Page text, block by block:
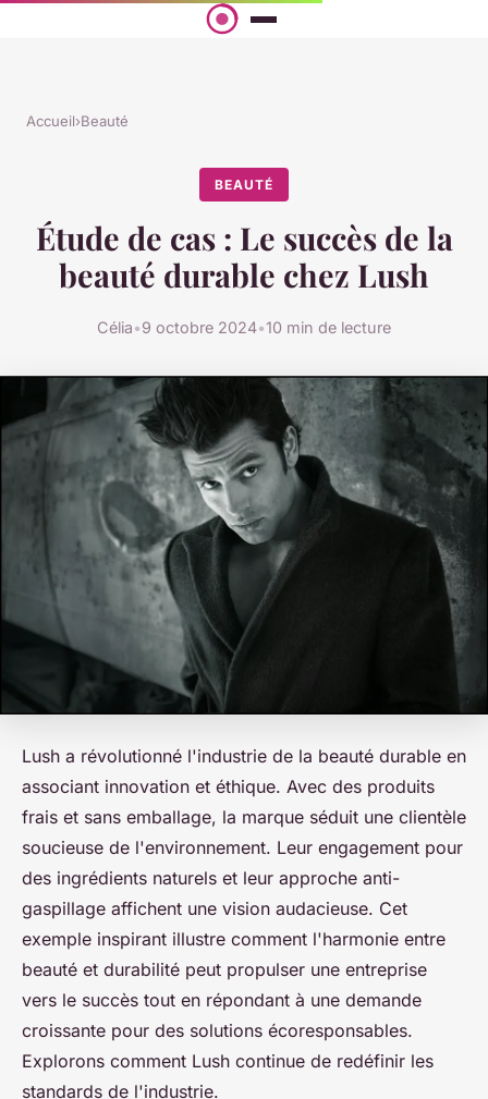
Accueil›Beauté
BEAUTÉ
Étude de cas : Le succès de la
beauté durable chez Lush
Célia•9 octobre 2024•10 min de lecture
Lush a révolutionné l'industrie de la beauté durable en
associant innovation et éthique. Avec des produits
frais et sans emballage, la marque séduit une clientèle
soucieuse de l'environnement. Leur engagement pour
des ingrédients naturels et leur approche anti-
gaspillage affichent une vision audacieuse. Cet
exemple inspirant illustre comment l'harmonie entre
beauté et durabilité peut propulser une entreprise
vers le succès tout en répondant à une demande
croissante pour des solutions écoresponsables.
Explorons comment Lush continue de redéfinir les
standards de l'industrie.